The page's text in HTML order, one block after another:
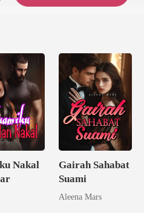
Nakal
Gairah Sahabat
Suami
Aleena Mars